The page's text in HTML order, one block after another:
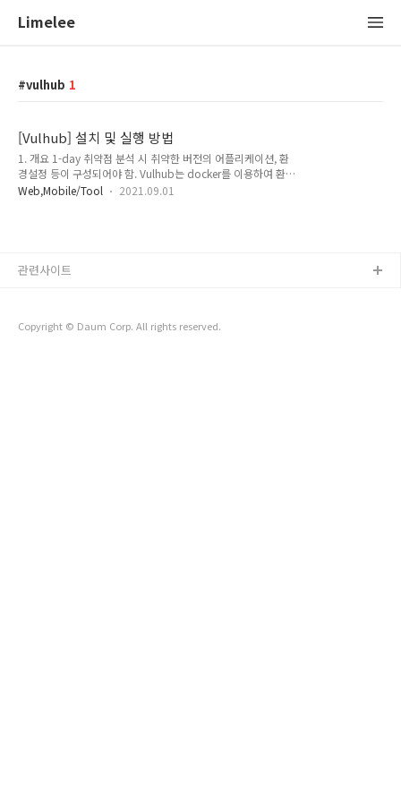
Limelee
vulhub 1
[Vulhub] 설치 및 실행 방법
1. 개요 1-day 취약점 분석 시 취약한 버전의 어플리케이션, 환
경설정 등이 구성되어야 함. Vulhub는 docker를 이용하여 환경
구성의 번거로움을 해결해준다. 해당 문서는 Vulhub 를 이용해
docker-compose 설치 terminal 실행 관리자 권한 상승
limelee@ubuntu:~$ sudo su [sudo] password for
Web,Mobile/Tool 2021.09.01
Copyright © Daum Corp. All rights reserved.
관련사이트